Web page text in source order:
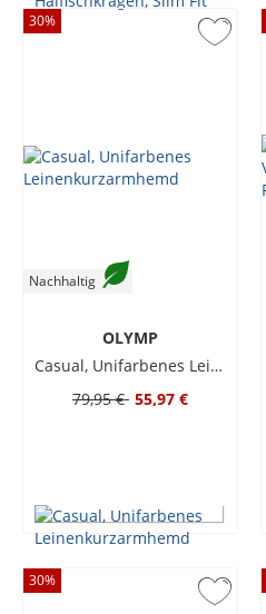
30%
Nachhaltig
OLYMP
Casual, Unifarbenes Leinenkurzarmhemd
79,95 € 55,97 €
30%